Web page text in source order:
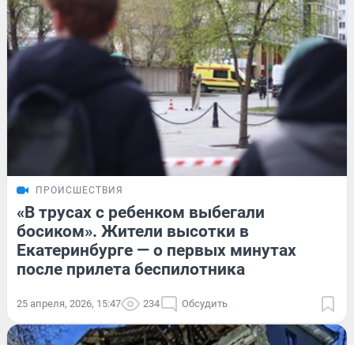
ПРОИСШЕСТВИЯ
«В трусах с ребенком выбегали
босиком». Жители высотки в
Екатеринбурге — о первых минутах
после прилета беспилотника
25 апреля, 2026, 15:47 234 Обсудить